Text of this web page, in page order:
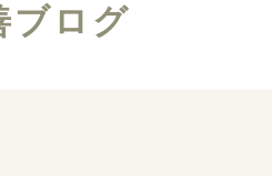
ブログ